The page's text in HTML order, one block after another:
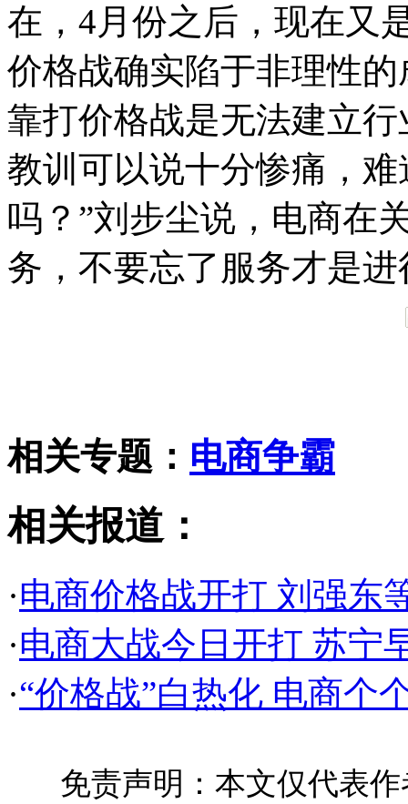
在，4月份之后，现在又
价格战确实陷于非理性
靠打价格战是无法建立
教训可以说十分惨痛，
吗？”刘步尘说，电商在
务，不要忘了服务才是
相关专题： 电商争霸
相关报道：
·电商价格战开打 刘强东
·电商大战今日开打 苏宁
·“价格战”白热化 电商个
免责声明：本文仅代表